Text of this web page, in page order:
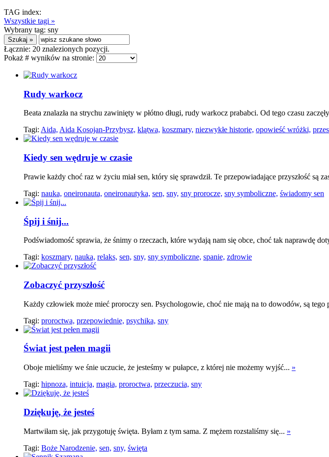
TAG index:
Wszystkie tagi »
Wybrany tag: sny
Łącznie: 20 znalezionych pozycji.
Pokaż # wyników na stronie:
Rudy warkocz
Beata znalazła na strychu zawinięty w płótno długi, rudy warkocz prababci. Od tego czasu
Tagi: Aida, Aida Kosojan-Przybysz, klątwa, koszmary, niezwykłe historie, opowieść wróżki,
Kiedy sen wędruje w czasie
Prawie każdy choć raz w życiu miał sen, który się sprawdził. Te przepowiadające przyszłość są
Tagi: nauka, oneironauta, oneironautyka, sen, sny, sny prorocze, sny symboliczne, świadomy sen
Śpij i śnij...
Podświadomość sprawia, że śnimy o rzeczach, które wydają nam się obce, choć tak naprawdę
Tagi: koszmary, nauka, relaks, sen, sny, sny symboliczne, spanie, zdrowie
Zobaczyć przyszłość
Każdy człowiek może mieć proroczy sen. Psychologowie, choć nie mają na to dowodów, są tego
Tagi: proroctwa, przepowiednie, psychika, sny
Świat jest pełen magii
Oboje mieliśmy we śnie uczucie, że jesteśmy w pułapce, z której nie możemy wyjść... »
Tagi: hipnoza, intuicja, magia, proroctwa, przeczucia, sny
Dziękuję, że jesteś
Martwiłam się, jak przygotuję święta. Byłam z tym sama. Z mężem rozstaliśmy się... »
Tagi: Boże Narodzenie, sen, sny, święta